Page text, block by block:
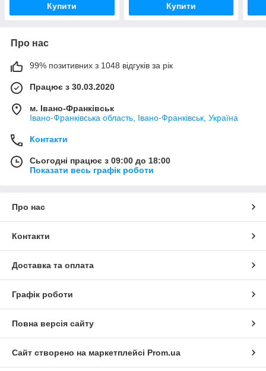
Купити Купити
Про нас
99% позитивних з 1048 відгуків за рік
Працює з 30.03.2020
м. Івано-Франківськ
Івано-Франківська область, Івано-Франківськ, Україна
Контакти
Сьогодні працює з 09:00 до 18:00
Показати весь графік роботи
Про нас
Контакти
Доставка та оплата
Графік роботи
Повна версія сайту
Сайт створено на маркетплейсі Prom.ua